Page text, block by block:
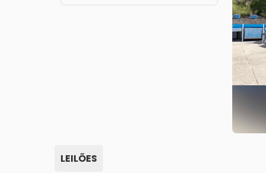
LEILÕES